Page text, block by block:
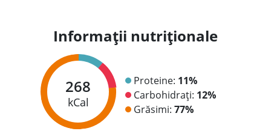
Informații nutriționale
268
kCal
Proteine: 11%
Carbohidrați: 12%
Grăsimi: 77%